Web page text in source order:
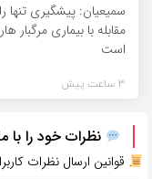
سمیعیان: پیشگیری تنها
مقابله با بیماری مرگبار
است
3 ساعت پیش
نظرات خود را با
قوانین ارسال نظرات